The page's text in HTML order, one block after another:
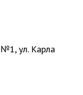
ул. Карла